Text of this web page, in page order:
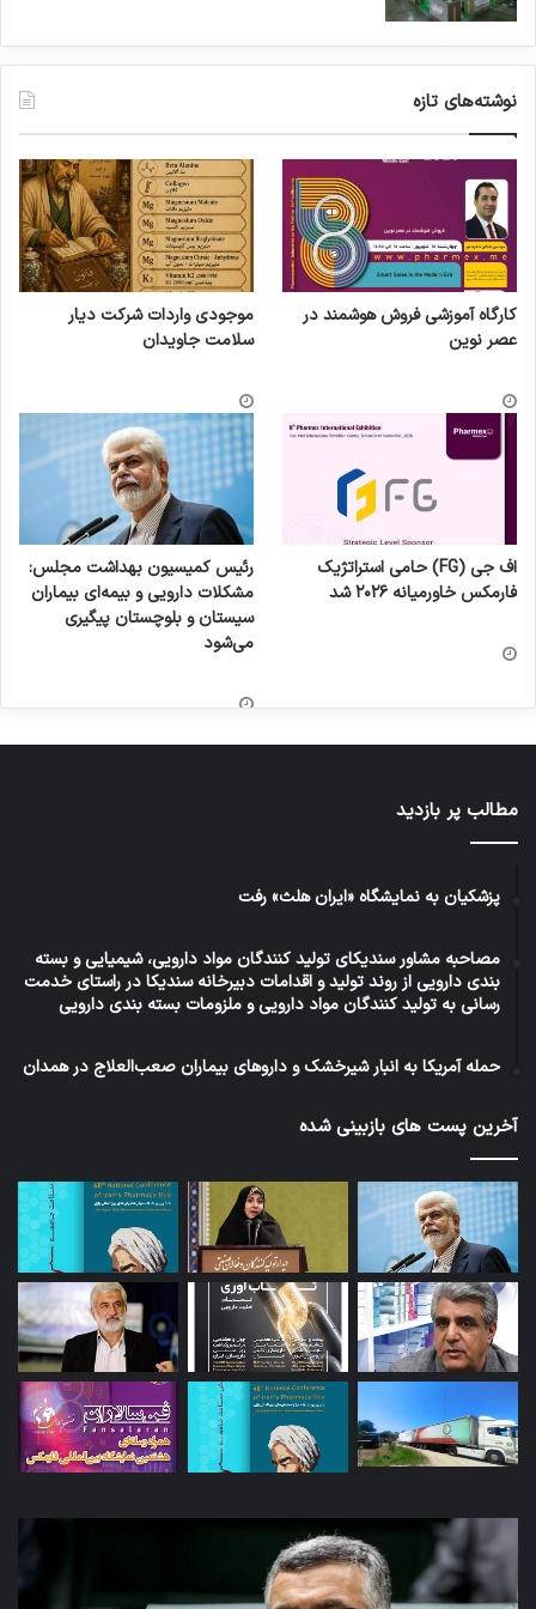
نوشته‌های تازه
کارگاه آموزشی فروش هوشمند در
عصر نوین
موجودی واردات شرکت دیار
سلامت جاویدان
اف جی (FG) حامی استراتژیک
فارمکس خاورمیانه ۲۰۲۶ شد
رئیس کمیسیون بهداشت مجلس:
مشکلات دارویی و بیمه‌ای بیماران
سیستان و بلوچستان پیگیری
می‌شود
مطالب پر بازدید
پزشکیان به نمایشگاه «ایران هلث» رفت
مصاحبه مشاور سندیکای تولید کنندگان مواد دارویی، شیمیایی و بسته
بندی دارویی از روند تولید و اقدامات دبیرخانه سندیکا در راستای خدمت
رسانی به تولید کنندگان مواد دارویی و ملزومات بسته بندی دارویی
حمله آمریکا به انبار شیرخشک و داروهای بیماران صعب‌العلاج در همدان
آخرین پست های بازبینی شده
توئیت
دکتر
جهانپور